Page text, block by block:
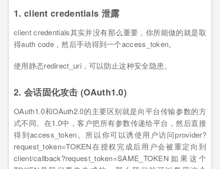
1. client credentials 泄露
client credentials其实并没有那么重要，你所能做的就是取
得auth code，然后手动得到一个access_token。
使用静态redirect_uri，可以防止这种安全隐患。
2. 会话固化攻击 (OAuth1.0)
OAuth1.0和OAuth2.0的主要区别就是向平台传输参数的方
式不同。在1.0中，客户把所有参数传递给平台，然后直接
得到access_token。所以你可以诱使用户访问provider?
request_token=TOKEN在授权完成后用户会被重定向到
client/callback?request_token=SAME_TOKEN如果这个